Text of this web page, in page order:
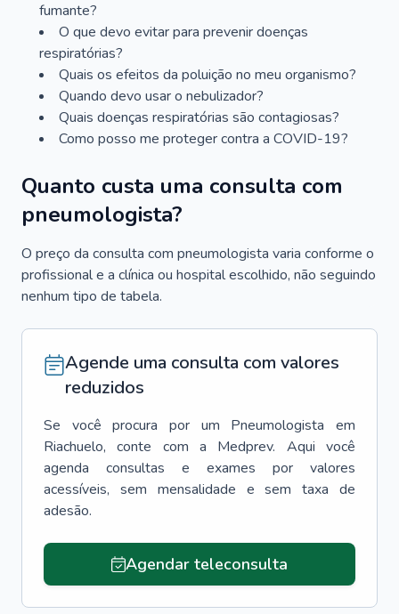
fumante?
O que devo evitar para prevenir doenças
respiratórias?
Quais os efeitos da poluição no meu organismo?
Quando devo usar o nebulizador?
Quais doenças respiratórias são contagiosas?
Como posso me proteger contra a COVID-19?
Quanto custa uma consulta com
pneumologista?
O preço da consulta com pneumologista varia conforme o
profissional e a clínica ou hospital escolhido, não seguindo
nenhum tipo de tabela.
Agende uma consulta com valores
reduzidos
Se você procura por um Pneumologista
em
Riachuelo, conte com a Medprev. Aqui você
agenda consultas e exames por valores
acessíveis, sem mensalidade e sem taxa de
adesão.
Agendar teleconsulta